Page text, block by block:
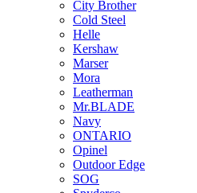
City Brother
Cold Steel
Helle
Kershaw
Marser
Mora
Leatherman
Mr.BLADE
Navy
ONTARIO
Opinel
Outdoor Edge
SOG